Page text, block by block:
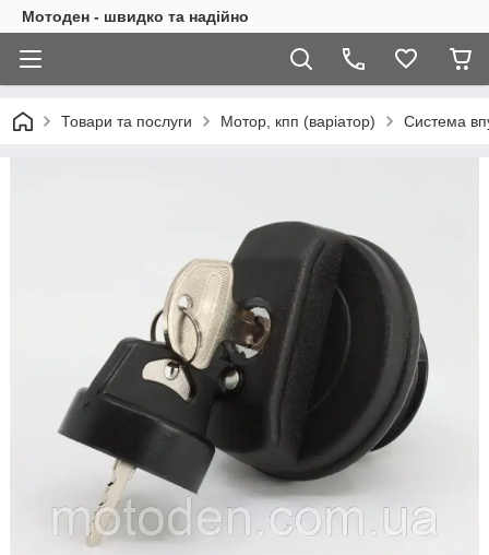
Мотоден - швидко та надійно
Товари та послуги Мотор, кпп (варіатор) Система